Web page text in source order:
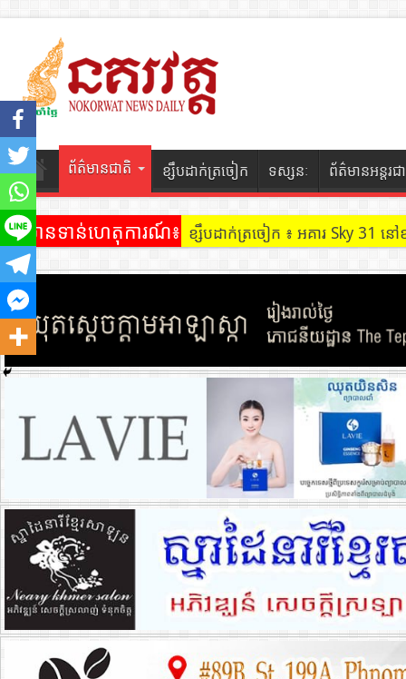
ព័ត៌មានជាតិ ខ្សឹបដាក់ត្រចៀក ទស្សនៈ ព័ត៌មានអន្តរជ
ព័ត៌មានទាន់ហេតុការណ៍៖ ខ្សឹបដាក់ត្រចៀក ៖ អគារ Sky 31